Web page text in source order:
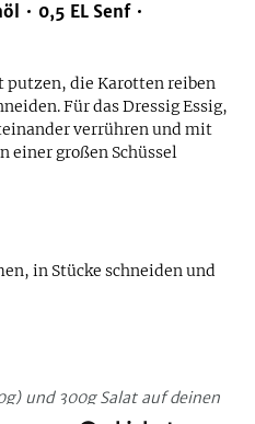
0,5 EL Senf
putzen, die Karotten reiben
Für das Dressig Essig,
verrühren und mit
einer großen Schüssel
in Stücke schneiden und
und 300g Salat auf deinen